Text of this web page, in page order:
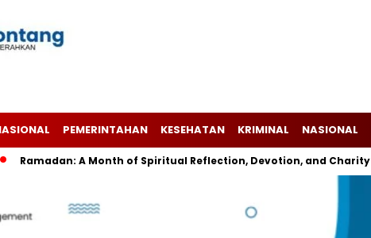
PEMERINTAHAN KESEHATAN KRIMINAL NASIONAL
Ramadan: A Month of Spiritual Reflection, Devotion, and Charity